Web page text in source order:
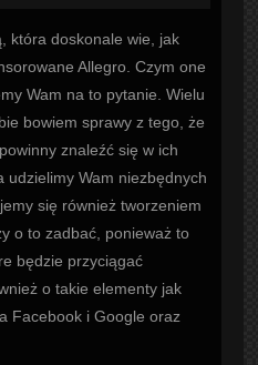
która doskonale wie, jak
Allegro. Czym one
Wam na to pytanie. Wielu
bowiem sprawy z tego, że
znaleźć się w ich
udzielimy Wam niezbędnych
się również tworzeniem
o to zadbać, ponieważ to
będzie przyciągać
o takie elementy jak
Facebook i Google oraz